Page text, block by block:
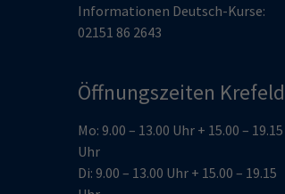
Informationen Deutsch-Kurse:
02151 86 2643
Öffnungszeiten Krefeld
Mo: 9.00 – 13.00 Uhr + 15.00 – 19.15
Uhr
Di: 9.00 – 13.00 Uhr + 15.00 – 19.15